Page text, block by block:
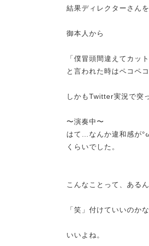
結果ディレクターさん
御本人から
「僕冒頭間違えてカッ
と言われた時はペコペ
しかもTwitter実況で突
〜演奏中〜
はて…なんか違和感が
くらいでした。
こんなことって、ある
「笑」付けていいのか
いいよね。